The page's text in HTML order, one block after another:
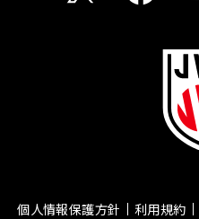
個人情報保護方針 利用規約